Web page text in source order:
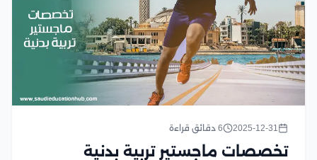
2025-12-31 6 دقائق قراءة
تخصصات ماجستير تربية بدنية